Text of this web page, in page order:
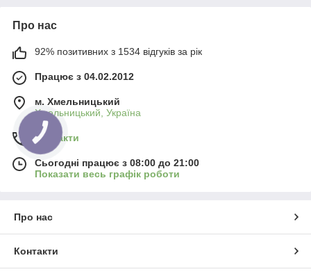
Про нас
92% позитивних з 1534 відгуків за рік
Працює з 04.02.2012
м. Хмельницький
Хмельницький, Україна
Контакти
Сьогодні працює з 08:00 до 21:00
Показати весь графік роботи
Про нас
Контакти